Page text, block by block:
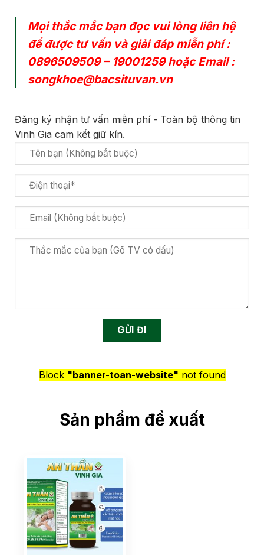
Mọi thắc mắc bạn đọc vui lòng liên hệ
để được tư vấn và giải đáp miễn phí :
0896509509– 19001259hoặc Email :
songkhoe@bacsituvan.vn
Đăng ký nhận tư vấn miễn phí - Toàn bộ thông tin
Vinh Gia cam kết giữ kín.
Block "banner-toan-website" not found
Sản phẩm đề xuất